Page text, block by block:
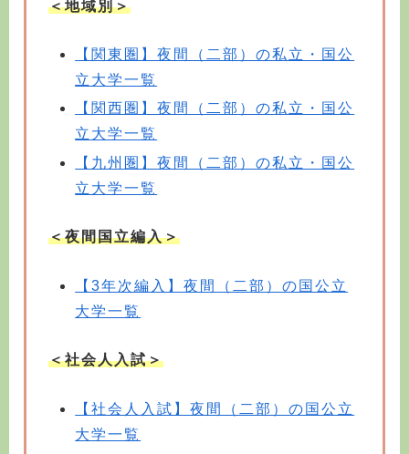
＜地域別＞
【関東圏】夜間（二部）の私立・国公
立大学一覧
【関西圏】夜間（二部）の私立・国公
立大学一覧
【九州圏】夜間（二部）の私立・国公
立大学一覧
＜夜間国立編入＞
【3年次編入】夜間（二部）の国公立
大学一覧
＜社会人入試＞
【社会人入試】夜間（二部）の国公立
大学一覧